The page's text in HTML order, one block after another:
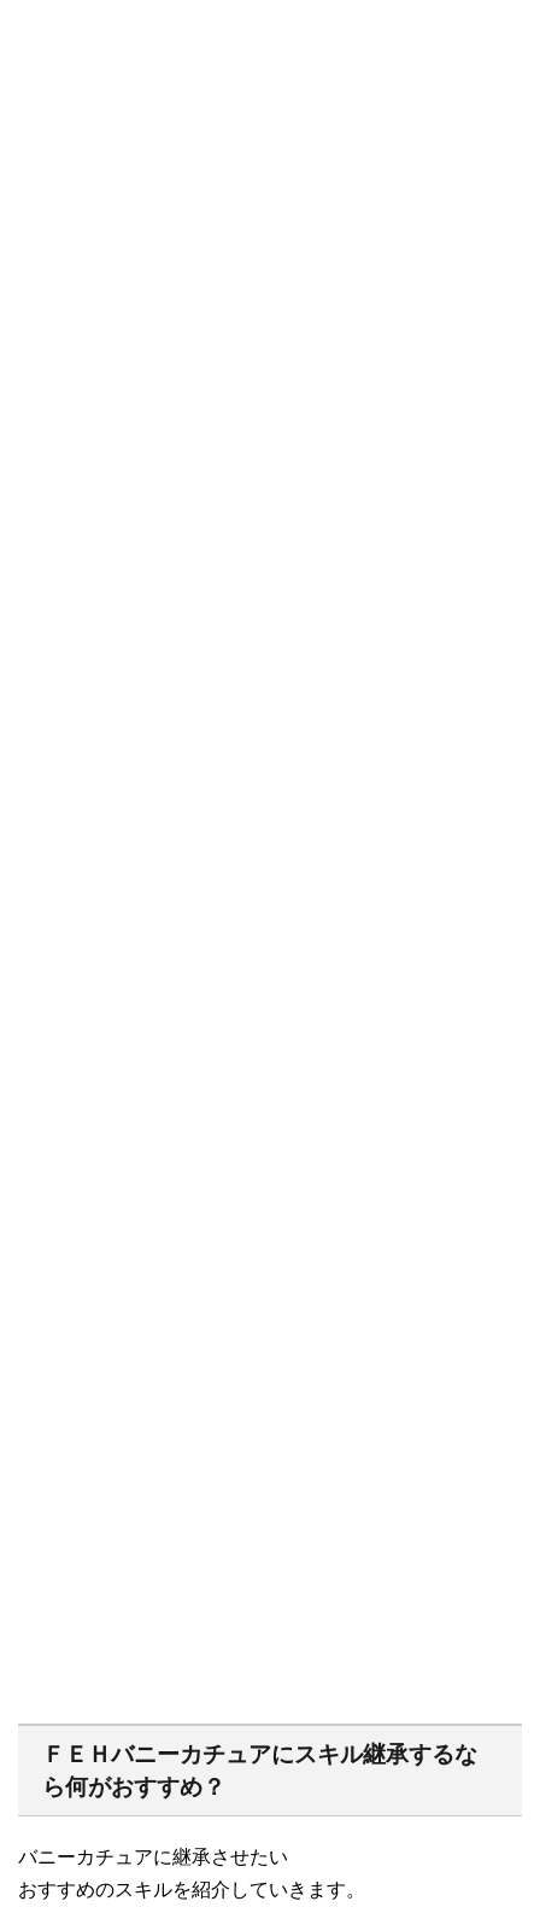
ＦＥＨバニーカチュアにスキル継承するな
ら何がおすすめ？
バニーカチュアに継承させたい
おすすめのスキルを紹介していきます。